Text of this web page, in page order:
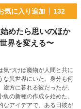
気に入り追加 132
めたら思いのほか
界を変える〜
づけば魔物が人間と共に
な異世界にいた。身分も何
方に暮れる彼だったが、
の新種の作成を始めた。
アイデアで、ある日彼が